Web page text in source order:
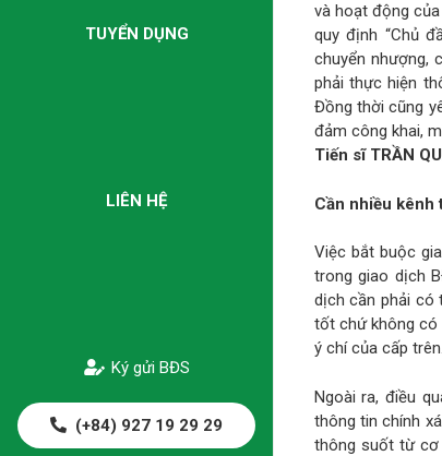
TUYỂN DỤNG
LIÊN HỆ
Ký gửi BĐS
(+84) 927 19 29 29
và hoạt động
quy định “Chủ
chuyển nhượng,
phải thực hiện
Đồng thời cũng
đảm công khai,
Tiến sĩ TRẦN
Cần nhiều kênh
Việc bắt buộc
trong giao dịch
dịch cần phải có
tốt chứ không có
ý chí của cấp
Ngoài ra, điều
thông tin chính
thông suốt từ cơ